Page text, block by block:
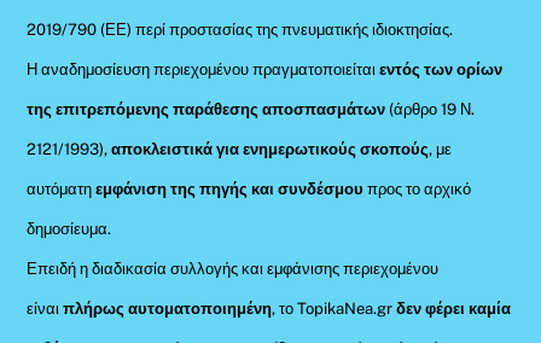
2019/790 (ΕΕ) περί προστασίας της πνευματικής ιδιοκτησίας.
Η αναδημοσίευση περιεχομένου πραγματοποιείταιεντός των ορίων
της επιτρεπόμενης παράθεσης αποσπασμάτων (άρθρο 19 Ν.
2121/1993), αποκλειστικά για ενημερωτικούς σκοπούς, με
αυτόματηεμφάνιση της πηγής και συνδέσμου προς το αρχικό
δημοσίευμα.
Επειδή η διαδικασία συλλογής και εμφάνισης περιεχομένου
είναιπλήρως αυτοματοποιημένη, το TopikaNea.grδεν φέρει καμία